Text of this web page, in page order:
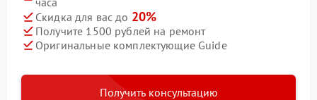
Скидка для вас до 20%
Получите 1500 рублей на ремонт
Оригинальные комплектующие Guide
Получить консультацию